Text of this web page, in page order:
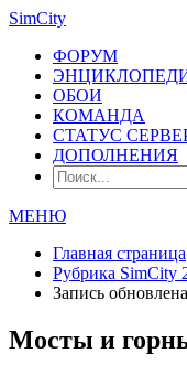
SimCity
ФОРУМ
ОБОИ
КОМАНДА
СТАТУС
ДОПОЛНЕНИЯ
МЕНЮ
Главная страница
Рубрика SimCity
Запись
Мосты и